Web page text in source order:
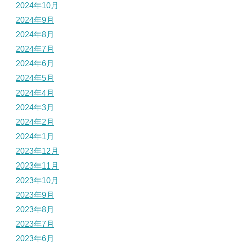
2024年10月
2024年9月
2024年8月
2024年7月
2024年6月
2024年5月
2024年4月
2024年3月
2024年2月
2024年1月
2023年12月
2023年11月
2023年10月
2023年9月
2023年8月
2023年7月
2023年6月